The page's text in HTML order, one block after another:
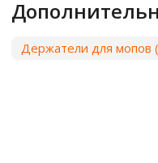
Держатели для мопов